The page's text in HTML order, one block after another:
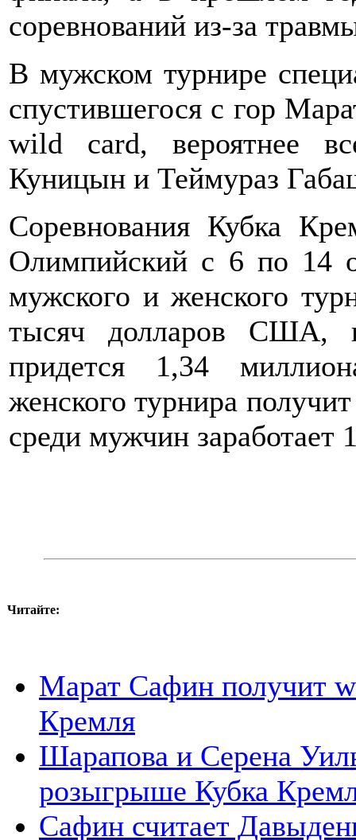
соревнований из-за
В мужском турнире
спустившегося с гор
wild card, вероятнее
Куницын и Теймураз
Соревнования Кубка
Олимпийский с 6 по 14
мужского и женского
тысяч долларов США,
придется 1,34
женского турнира
среди мужчин заработает
Читайте:
Марат Сафин получит
Кремля
Шарапова и Серена
розыгрыше Кубка
Сафин считает